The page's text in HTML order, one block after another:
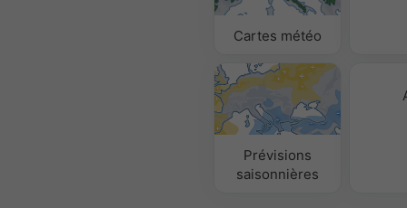
Cartes météo
Prévisions
saisonnières